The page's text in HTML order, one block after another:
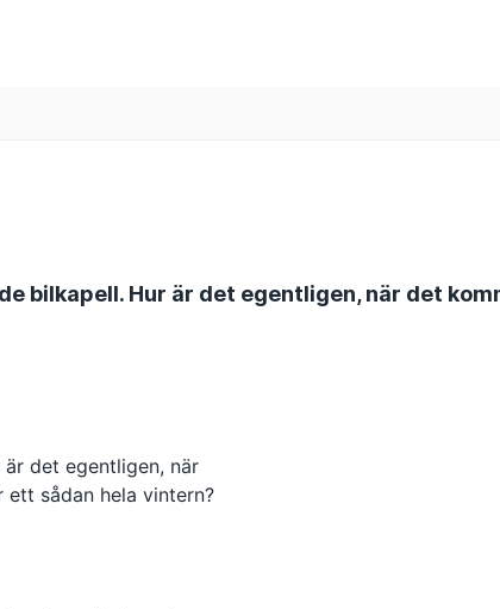
bilkapell. Hur är det egentligen, när det
det egentligen, när
sådan hela vintern?